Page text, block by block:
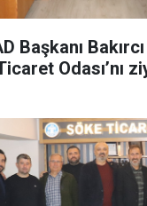
Başkanı
Odası’nı